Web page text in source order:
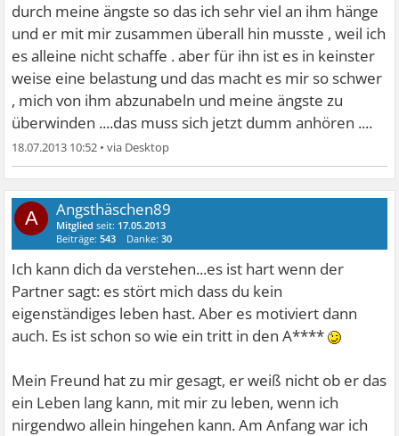
durch meine ängste so das ich sehr viel an ihm hänge
und er mit mir zusammen überall hin musste , weil ich
es alleine nicht schaffe . aber für ihn ist es in keinster
weise eine belastung und das macht es mir so schwer
, mich von ihm abzunabeln und meine ängste zu
überwinden ....das muss sich jetzt dumm anhören ....
18.07.2013 10:52 •
A Angsthäschen89
Mitglied seit: 17.05.2013
Beiträge:543 Danke:30
Ich kann dich da verstehen...es ist hart wenn der
Partner sagt: es stört mich dass du kein
eigenständiges leben hast. Aber es motiviert dann
auch. Es ist schon so wie ein tritt in den A****
Mein Freund hat zu mir gesagt, er weiß nicht ob er das
ein Leben lang kann, mit mir zu leben, wenn ich
nirgendwo allein hingehen kann. Am Anfang war ich